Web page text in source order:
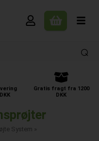
Gratis fragt fra 1200
DKK
System »